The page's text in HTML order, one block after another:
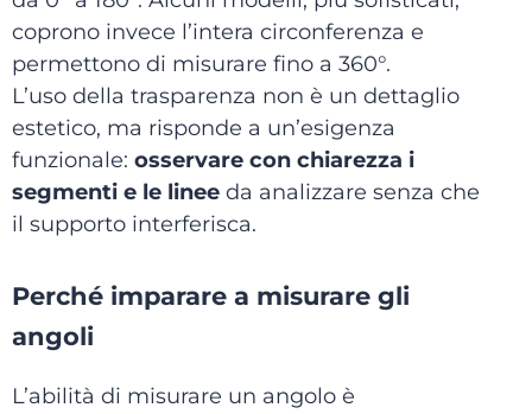
coprono invece l’intera circonferenza e
permettono di misurare fino a 360°.
L’uso della trasparenza non è un dettaglio
estetico, ma risponde a un’esigenza
funzionale: osservare con chiarezza i
segmenti e le linee da analizzare senza che
il supporto interferisca.
Perché imparare a misurare gli
angoli
L’abilità di misurare un angolo è